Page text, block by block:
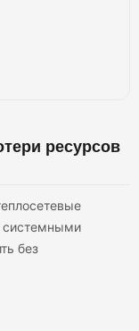
ресурсов
системными
без